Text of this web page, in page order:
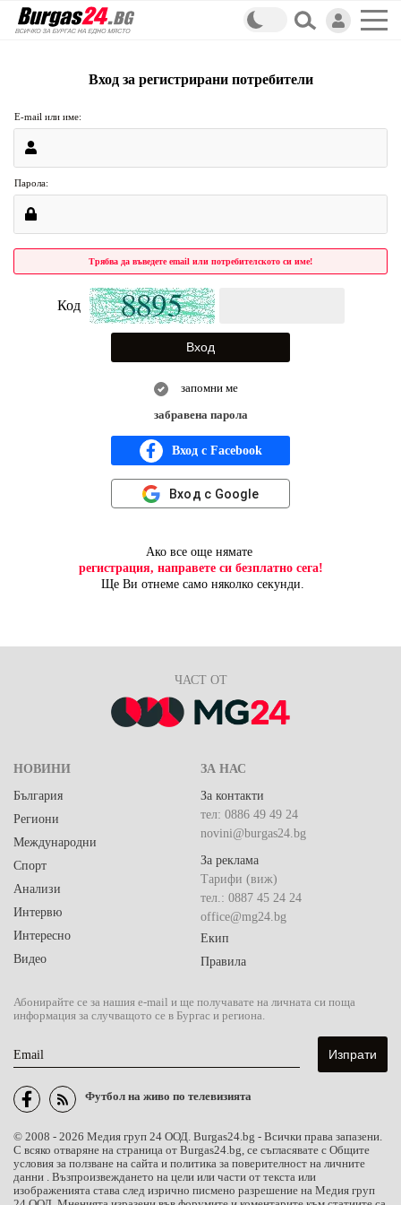
Вход за регистрирани потребители
E-mail или име:
Парола:
Трябва да въведете email или потребителското си име!
Код
запомни ме
забравена парола
Вход с Facebook
Вход с Google
Ако все още нямате
регистрация, направете си безплатно сега!
Ще Ви отнеме само няколко секунди.
ЧАСТ ОТ
НОВИНИ
България
Региони
Международни
Спорт
Анализи
Интервю
Интересно
Видео
ЗА НАС
За контакти
тел: 0886 49 49 24
novini@burgas24.bg
За реклама
Тарифи (виж)
тел.: 0887 45 24 24
office@mg24.bg
Екип
Правила
Абонирайте се за нашия e-mail и ще получавате на личната си поща
информация за случващото се в Бургас и региона.
Email
Футбол на живо по телевизията
© 2008 - 2026 Медия груп 24 ООД. Burgas24.bg - Всички права запазени.
С всяко отваряне на страница от Burgas24.bg, се съгласявате с Общите
условия за ползване на сайта и политика за поверителност на личните
данни . Възпроизвеждането на цели или части от текста или
изображенията става след изрично писмено разрешение на Медия груп